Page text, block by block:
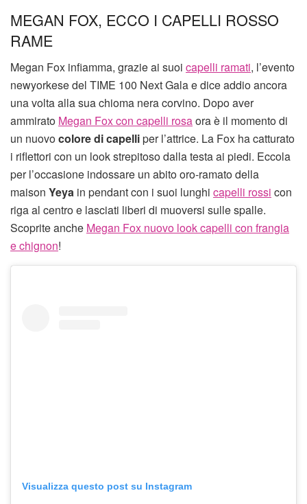
MEGAN FOX, ECCO I CAPELLI ROSSO
RAME
Megan Fox infiamma, grazie ai suoi capelli ramati, l’evento
newyorkese del TIME 100 Next Gala e dice addio ancora
una volta alla sua chioma nera corvino. Dopo aver
ammirato Megan Fox con capelli rosaora è il momento di
un nuovocolore di capelliper l’attrice. La Fox ha catturato
i riflettori con un look strepitoso dalla testa ai piedi. Eccola
per l’occasione indossare un abito oro-ramato della
maison Yeya in pendant con i suoi lunghi capelli rossi con
riga al centro e lasciati liberi di muoversi sulle spalle.
Scoprite anche Megan Fox nuovo look capelli con frangia
e chignon!
Visualizza questo post su Instagram